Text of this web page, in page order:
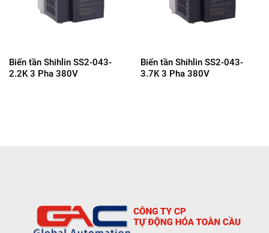
Biến tần Shihlin SS2-043-
2.2K 3 Pha 380V
Biến tần Shihlin SS2-043-
3.7K 3 Pha 380V